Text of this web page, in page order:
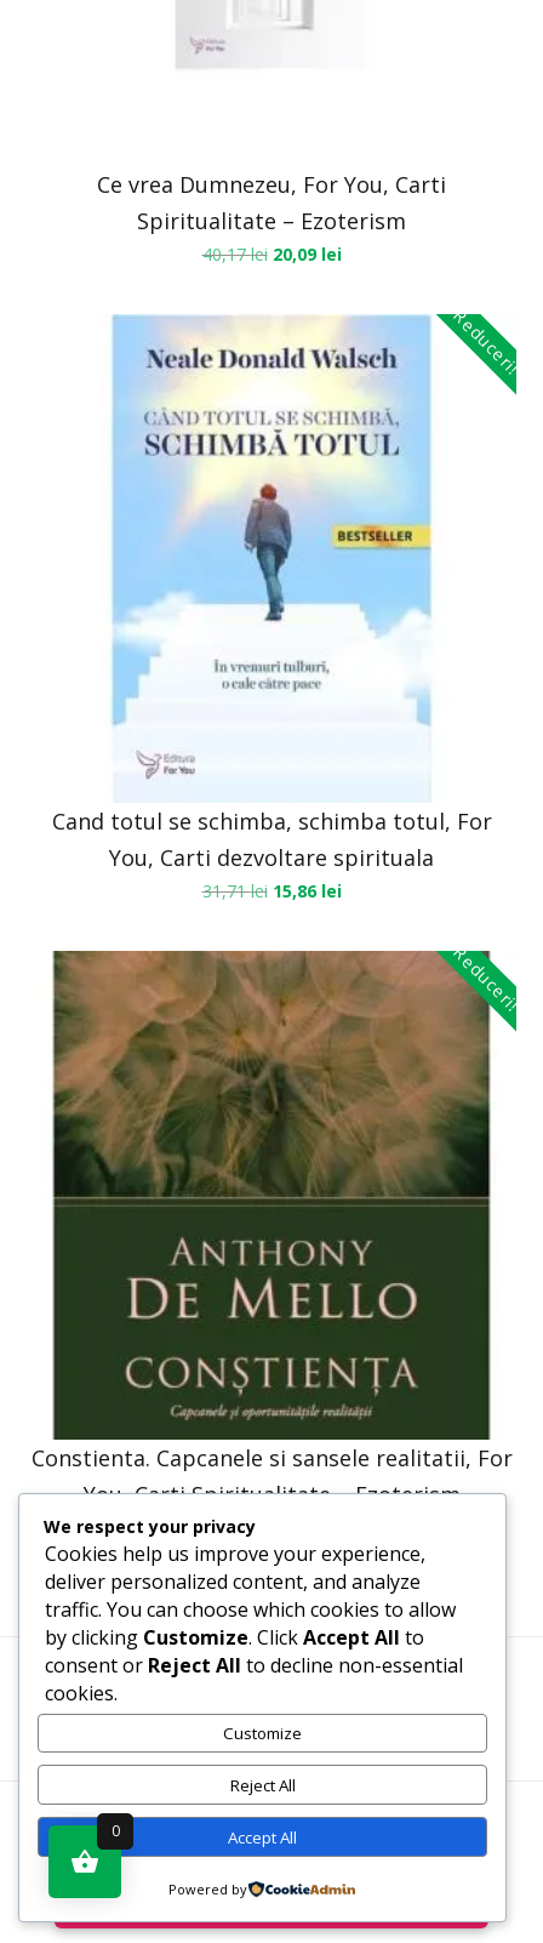
Ce vrea Dumnezeu, For You, Carti
Spiritualitate – Ezoterism
40,17lei 20,09 lei
Reduceri!
Cand totul se schimba, schimba totul, For
You, Carti dezvoltare spirituala
31,71lei 15,86 lei
Reduceri!
Constienta. Capcanele si sansele realitatii, For
You, Carti Spiritualitate – Ezoterism
37,00lei
Termeni, Condiții & Protecția Datelor (GDPR)
WWW.RECENZII-CARTI.RO ©2026 TOATE DREPTURILE
REZERVATE
We respect your privacy
Cookies help us improve your experience,
deliver personalized content, and analyze
traffic. You can choose which cookies to allow
by clicking Customize. ClickAccept All to
consent or Reject All to decline non-essential
cookies.
Customize
Reject All
Accept All
Powered by
0
Vezi produsul în magazin